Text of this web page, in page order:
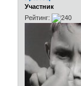
Участник
Рейтинг: